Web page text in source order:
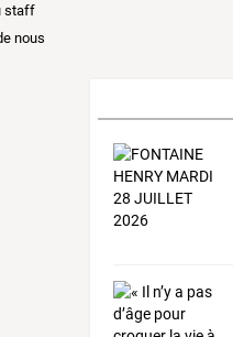
staff
nous